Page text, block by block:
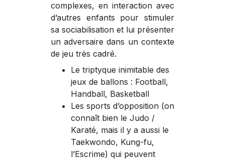
complexes, en interaction avec
d’autres enfants pour stimuler
sa sociabilisation et lui présenter
un adversaire dans un contexte
de jeu très cadré.
Le triptyque inimitable des
jeux de ballons : Football,
Handball, Basketball
Les sports d’opposition (on
connaît bien le Judo /
Karaté, mais il y a aussi le
Taekwondo, Kung-fu,
l’Escrime) qui peuvent